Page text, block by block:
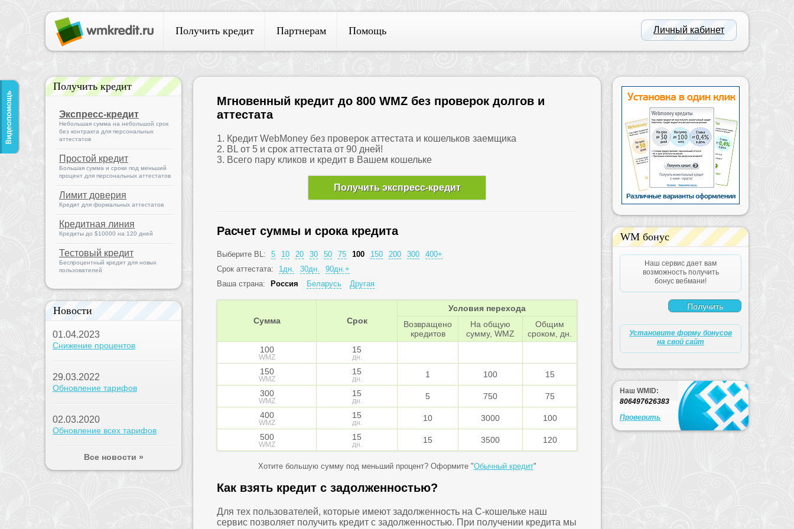
Получить кредит Партнерам Помощь Личный кабинет
Получить кредит
Экспресс-кредит
Небольшая сумма на небольшой срок
без контракта для персональных
аттестатов
Простой кредит
Большая сумма и сроки под меньший
процент для персональных аттестатов
Лимит доверия
Кредит для формальных аттестатов
Кредитная линия
Кредиты до $10000 на 120 дней
Тестовый кредит
Беспроцентный кредит для новых
пользователей
Новости
01.04.2023
Снижение процентов
29.03.2022
Обновление тарифов
02.03.2020
Обновление всех тарифов
Все новости »
Мгновенный кредит до 800 WMZ без проверок долгов и
аттестата
1. Кредит WebMoney без проверок аттестата и кошельков заемщика
2. BL от 5 и срок аттестата от 90 дней!
3. Всего пару кликов и кредит в Вашем кошельке
Получить экспресс-кредит
Расчет суммы и срока кредита
Выберите BL: 5 10 20 30 50 75 100 150 200 300
400+
Срок аттестата:
1дн. 30дн.
90дн.+
Ваша страна:
Россия Беларусь Другая
Сумма Срок
Условия перехода
Возвращено
кредитов
На общую
сумму, WMZ
Общим
сроком, дн.
100
WMZ
15
дн.
150
WMZ
15
дн. 1 100
15
300
WMZ
15
дн. 5 750
75
400
WMZ
15
дн. 10 3000
100
500
WMZ
15
дн. 15 3500 120
Хотите большую сумму под меньший процент? Оформите "Обычный кредит"
Как взять кредит с задолженностью?
Для тех пользователей, которые имеют задолженность на C-кошельке наш
сервис позволяет получить кредит с задолженностью. При получении кредита мы
WM бонус
Наш сервис дает вам
возможность получить
бонус вебмани!
Установите форму бонусов
на свой сайт
Наш WMID:
806497626383
Проверить